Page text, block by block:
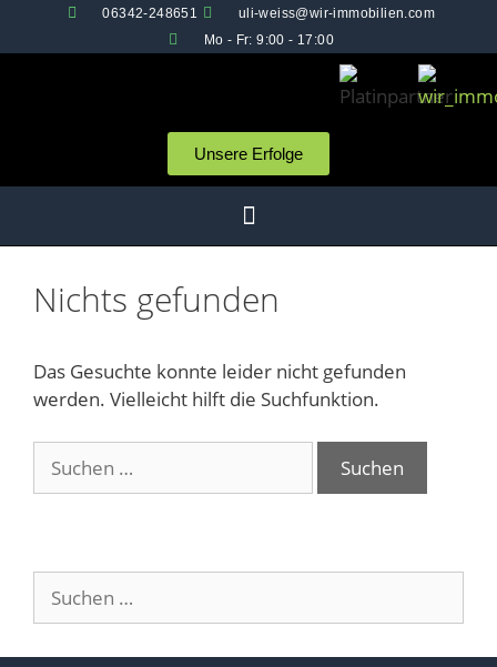
06342-248651
uli-weiss@wir-immobilien.com
Mo - Fr: 9:00 - 17:00
Unsere Erfolge
Nichts gefunden
Das Gesuchte konnte leider nicht gefunden
werden. Vielleicht hilft die Suchfunktion.